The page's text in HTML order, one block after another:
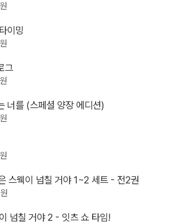
원
이밍
원
그
원
너를 (스페셜 양장 에디션)
원
원
스웩이 넘칠 거야 1~2 세트 - 전2권
원
넘칠 거야 2 - 잇츠 쇼 타임!